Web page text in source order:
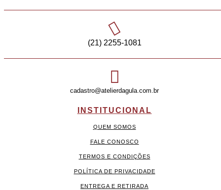
(21) 2255-1081
cadastro@atelierdagula.com.br
INSTITUCIONAL
QUEM SOMOS
FALE CONOSCO
TERMOS E CONDIÇÕES
POLÍTICA DE PRIVACIDADE
ENTREGA E RETIRADA